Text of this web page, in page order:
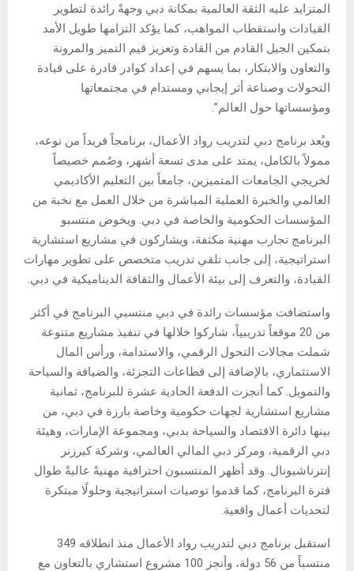
المتزايد عليه الثقة العالمية بمكانة دبي وجهةً رائدة لتطوير
القيادات واستقطاب المواهب، كما يؤكد التزامها طويل الأمد
بتمكين الجيل القادم من القادة وتعزيز قيم التميز والمرونة
والتعاون والابتكار، بما يسهم في إعداد كوادر قادرة على قيادة
التحولات وصناعة أثر إيجابي ومستدام في مجتمعاتها
ومؤسساتها حول العالم”.
ويُعد برنامج دبي لتدريب رواد الأعمال، برنامجاً فريداً من نوعه،
ممولاً بالكامل، يمتد على مدى تسعة أشهر، وصُمم خصيصاً
لخريجي الجامعات المتميزين، جامعاً بين التعليم الأكاديمي
العالمي والخبرة العملية المباشرة من خلال العمل مع نخبة من
المؤسسات الحكومية والخاصة في دبي. ويخوض منتسبو
البرنامج تجارب مهنية مكثفة، ويشاركون في مشاريع استشارية
استراتيجية، إلى جانب تلقي تدريب متخصص على تطوير مهارات
القيادة، والتعرف إلى بيئة الأعمال والثقافة الديناميكية في دبي.
واستضافت مؤسسات رائدة في دبي منتسبي البرنامج في أكثر
من 20 موقعاً تدريبياً، شاركوا خلالها في تنفيذ مشاريع متنوعة
شملت مجالات التحول الرقمي، والاستدامة، ورأس المال
الاستثماري، بالإضافة إلى قطاعات التجزئة، والضيافة والسياحة
والتمويل. كما أنجزت الدفعة الحادية عشرة للبرنامج، ثمانية
مشاريع استشارية لجهات حكومية وخاصة بارزة في دبي، من
بينها دائرة الاقتصاد والسياحة بدبي، ومجموعة الإمارات، وهيئة
دبي الرقمية، ومركز دبي المالي العالمي، وشركة كيرزنر
إنترناشيونال. وقد أظهر المنتسبون احترافية مهنيةً عاليةً طوال
فترة البرنامج، كما قدموا توصيات استراتيجية وحلولًا مبتكرة
لتحديات أعمال واقعية.
استقبل برنامج دبي لتدريب رواد الأعمال منذ انطلاقه 349
منتسباً من 56 دولة، وأنجز 100 مشروع استشاري بالتعاون مع